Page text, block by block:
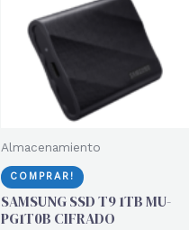
Almacenamiento
COMPRAR!
SAMSUNG SSD T9 1TB MU-
PG1T0B CIFRADO